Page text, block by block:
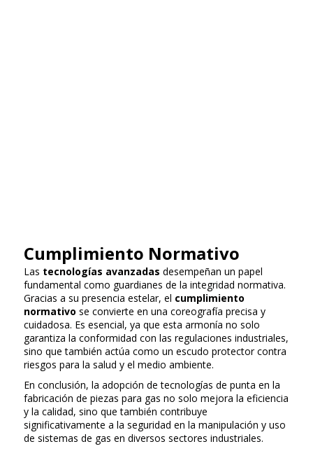
Cumplimiento Normativo
Las tecnologías avanzadas desempeñan un papel
fundamental como guardianes de la integridad normativa.
Gracias a su presencia estelar, el cumplimiento
normativo se convierte en una coreografía precisa y
cuidadosa. Es esencial, ya que esta armonía no solo
garantiza la conformidad con las regulaciones industriales,
sino que también actúa como un escudo protector contra
riesgos para la salud y el medio ambiente.
En conclusión, la adopción de tecnologías de punta en la
fabricación de piezas para gas no solo mejora la eficiencia
y la calidad, sino que también contribuye
significativamente a la seguridad en la manipulación y uso
de sistemas de gas en diversos sectores industriales.